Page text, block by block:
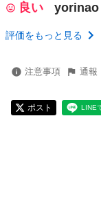
良い yorinao
評価をもっと見る
注意事項 通報
ポスト LINE